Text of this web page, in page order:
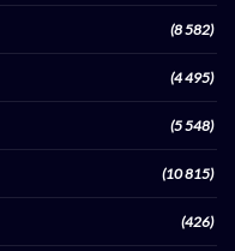
(8 582)
(4 495)
(5 548)
(10 815)
(426)